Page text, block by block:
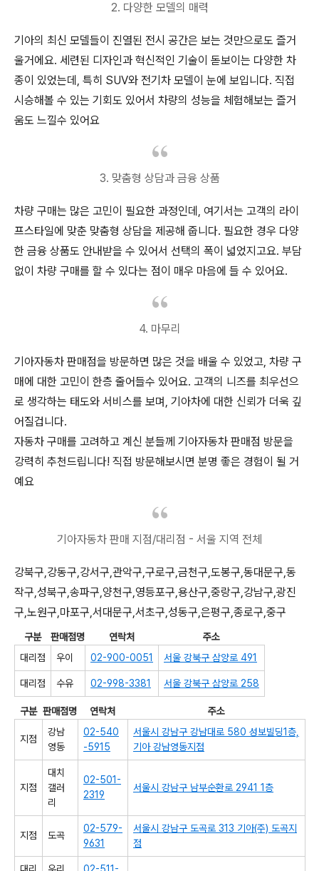
2. 다양한 모델의 매력
기아의 최신 모델들이 진열된 전시 공간은 보는 것만으로도 즐거
울거에요. 세련된 디자인과 혁신적인 기술이 돋보이는 다양한 차
종이 있었는데, 특히 SUV와 전기차 모델이 눈에 보입니다. 직접
시승해볼 수 있는 기회도 있어서 차량의 성능을 체험해보는 즐거
움도 느낄수 있어요
3. 맞춤형 상담과 금융 상품
차량 구매는 많은 고민이 필요한 과정인데, 여기서는 고객의 라이
프스타일에 맞춘 맞춤형 상담을 제공해 줍니다. 필요한 경우 다양
한 금융 상품도 안내받을 수 있어서 선택의 폭이 넓었지고요. 부담
없이 차량 구매를 할 수 있다는 점이 매우 마음에 들 수 있어요.
4. 마무리
기아자동차 판매점을 방문하면 많은 것을 배울 수 있었고, 차량 구
매에 대한 고민이 한층 줄어들수 있어요. 고객의 니즈를 최우선으
로 생각하는 태도와 서비스를 보며, 기아차에 대한 신뢰가 더욱 깊
어질겁니다.
자동차 구매를 고려하고 계신 분들께 기아자동차 판매점 방문을
강력히 추천드립니다! 직접 방문해보시면 분명 좋은 경험이 될 거
예요
기아자동차 판매 지점/대리점 - 서울 지역 전체
강북구,강동구,강서구,관악구,구로구,금천구,도봉구,동대문구,동
작구,성북구,송파구,양천구,영등포구,용산구,중랑구,강남구,광진
구,노원구,마포구,서대문구,서초구,성동구,은평구,종로구,중구
구분 판매점명 연락처
주소
대리점
우이 02-900-0051 서울 강북구 삼양로 491
대리점 수유 02-998-3381 서울 강북구 삼양로 258
구분 판매점명 연락처 주소
지점
강남
영동
02-540
-5915
서울시 강남구 강남대로 580 성보빌딩1층,
기아 강남영동지점
지점
대치
갤러
리
02-501-
2319
서울시 강남구 남부순환로 2941 1층
지점 도곡
02-579-
9631
서울시 강남구 도곡로 313 기아(주) 도곡지
점